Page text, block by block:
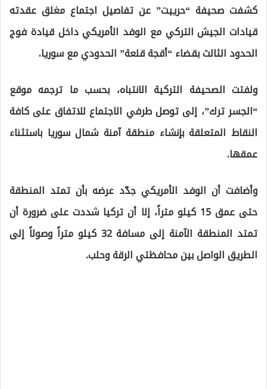
كشفت صحيفة “حرييت” عن تفاصيل اجتماع مغلق عقدته
قيادات الجيش التركي مع الوفد الأمريكي داخل قيادة فوج
الحدود الثالث بقضاء “أقجة قلعة” الحدودي مع سوريا.
ولفتت الصحيفة التركية الانتباه، بحسب ما ترجمه موقع
“الجسر ترك”، إلى توصل طرفي الاجتماع للاتفاق على كافة
النقاط المتعلقة بإنشاء منطقة آمنة شمال سوريا باستثناء
عمقها.
وأضافت أن الوفد الأمريكي جدّد عرضه بأن تمتد المنطقة
حتى عمق 15 كيلو متراً، إلا أن تركيا شددت على ضرورة أن
تمتد المنطقة الآمنة إلى مسافة 32 كيلو متراً وصولاً إلى
الطريق الواصل بين محافظتي الرقة وحلب.